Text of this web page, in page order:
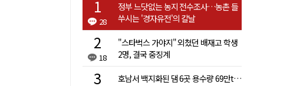
28
정부 느닷없는 농지 전수조사…농촌 들
쑤시는 '경자유전'의 칼날
18
"스타벅스 가야지" 외쳤던 배재고 학생
2명, 결국 중징계
호남서 백지화된 댐 6곳 용수량 69만t…